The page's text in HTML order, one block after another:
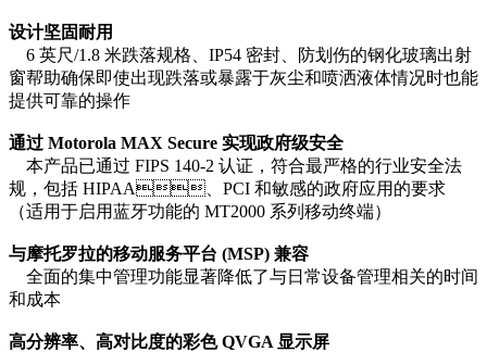
设计坚固耐用
6 英尺/1.8 米跌落规格、IP54 密封、防划伤的钢化玻璃出射
窗帮助确保即使出现跌落或暴露于灰尘和喷洒液体情况时也能
提供可靠的操作
通过 Motorola MAX Secure 实现政府级安全
本产品已通过 FIPS 140-2 认证，符合最严格的行业安全法
规，包括 HIPAA、PCI 和敏感的政府应用的要求
（适用于启用蓝牙功能的 MT2000 系列移动终端）
与摩托罗拉的移动服务平台 (MSP) 兼容
全面的集中管理功能显著降低了与日常设备管理相关的时间
和成本
高分辨率、高对比度的彩色 QVGA 显示屏